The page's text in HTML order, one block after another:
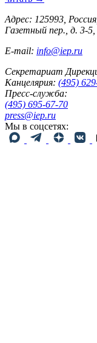
Адрес: 125993,
Газетный пер., д. 3-
E-mail: info@iep.ru
Секретариат
Канцелярия: (495)
Пресс-служба:
(495) 695-67-70
press@iep.ru
Мы в соцсетях: